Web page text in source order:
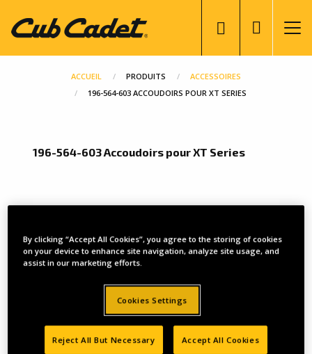
au
contenu
principal
User
account
menu
ACCUEIL PRODUITS
ACCESSOIRES
196-564-603 ACCOUDOIRS POUR XT SERIES
196-564-603 Accoudoirs pour XT Series
By clicking “Accept All Cookies”, you agree to the storing of cookies
on your device to enhance site navigation, analyze site usage, and
assist in our marketing efforts.
Cookies Settings
Reject All But Necessary Accept All Cookies